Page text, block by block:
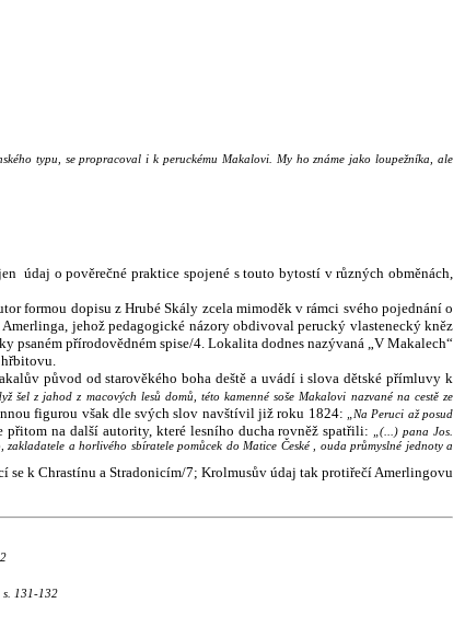
typu, se propracoval i k peruckému Makalovi. My ho známe jako loupežníka, ale
údaj o pověrečné praktice spojené s touto bytostí v různých obměnách,
formou dopisu z Hrubé Skály zcela mimoděk v rámci svého pojednání o
jehož pedagogické názory obdivoval perucký vlastenecký kněz
psaném přírodovědném spise/4. Lokalita dodnes nazývaná „V Makalech“
hřbitovu.
původ od starověkého boha deště a uvádí i slova dětské přímluvy k
z jahod z macových lesů domů, této kamenné soše Makalovi nazvané na cestě ze
figurou však dle svých slov navštívil již roku 1824: „Na Peruci až posud
přitom na další autority, které lesního ducha rovněž spatřili: „(...) pana Jos.
a horlivého sbíratele pomůcek do Matice České , ouda průmyslné jednoty a
se k Chrastínu a Stradonicím/7; Krolmusův údaj tak protiřečí Amerlingovu
s. 131-132